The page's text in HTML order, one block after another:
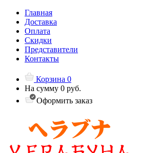
Главная
Доставка
Оплата
Скидки
Представители
Контакты
Корзина 0
На сумму 0 руб.
Оформить заказ